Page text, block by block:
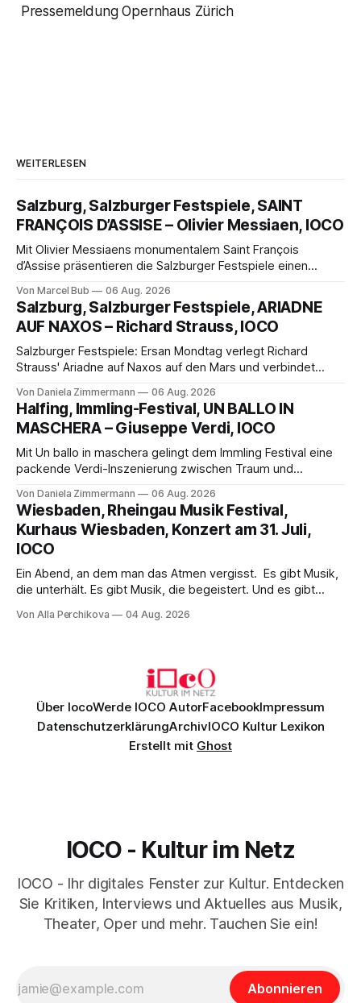
Pressemeldung Opernhaus Zürich
WEITERLESEN
Salzburg, Salzburger Festspiele, SAINT
FRANÇOIS D’ASSISE – Olivier Messiaen, IOCO
Mit Olivier Messiaens monumentalem Saint François
d’Assise präsentieren die Salzburger Festspiele einen
eine bildgewaltige Inszenierung, Maxime Pascal entfaltet
die komplexe Partitur eindrucksvoll, Philippe Sly berührt als
Franziskus.
Von Marcel Bub 06 Aug. 2026
Salzburg, Salzburger Festspiele, ARIADNE
AUF NAXOS – Richard Strauss, IOCO
Salzburger Festspiele: Ersan Mondtag verlegt Richard
Strauss' Ariadne auf Naxos auf den Mars und verbindet
Aufführung mit starken Solisten und den Wiener
Philharmonikern, szenisch bleibt der zweite Akt jedoch
hinter den Erwartungen zurück.
Von Daniela Zimmermann 06 Aug. 2026
Halfing, Immling-Festival, UN BALLO IN
MASCHERA – Giuseppe Verdi, IOCO
Mit Un ballo in maschera gelingt dem Immling Festival eine
packende Verdi-Inszenierung zwischen Traum und
psychologische Tiefe mit starken Bildern, getragen von
einem spielfreudigen Ensemble und einer musikalisch
überzeugenden Gesamtleistung.
Von Daniela Zimmermann 06 Aug. 2026
Wiesbaden, Rheingau Musik Festival,
Kurhaus Wiesbaden, Konzert am 31. Juli,
IOCO
Ein Abend, an dem man das Atmen vergisst. Es gibt Musik,
die unterhält. Es gibt Musik, die begeistert. Und es gibt
Genau so war der Abend im Kurhaus Wiesbaden, an dem
Von Alla Perchikova 04 Aug. 2026
Über IocoWerde IOCO AutorFacebookImpressum
DatenschutzerklärungArchivIOCO Kultur Lexikon
Erstellt mit Ghost
IOCO - Kultur im Netz
IOCO - Ihr digitales Fenster zur Kultur. Entdecken
Sie Kritiken, Interviews und Aktuelles aus Musik,
Theater, Oper und mehr. Tauchen Sie ein!
Abonnieren